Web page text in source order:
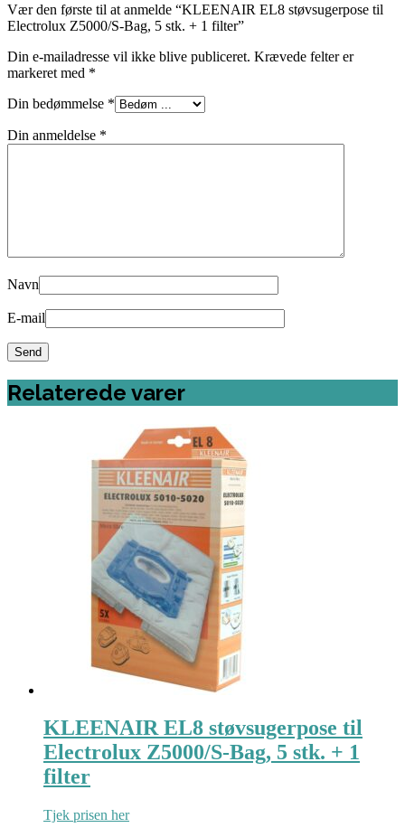
Vær den første til at anmelde “KLEENAIR EL8 støvsugerpose til
Electrolux Z5000/S-Bag, 5 stk. + 1 filter”
Din e-mailadresse vil ikke blive publiceret. Krævede felter er
markeret med *
Din bedømmelse *
Din anmeldelse *
Navn
E-mail
Relaterede varer
KLEENAIR EL8 støvsugerpose til
Electrolux Z5000/S-Bag, 5 stk. + 1
filter
Tjek prisen her